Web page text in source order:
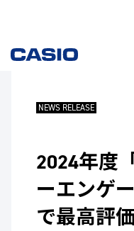
NEWS RELEASE
2024年度
ーエンゲ
で最高評